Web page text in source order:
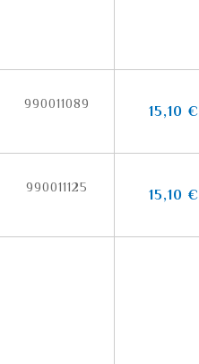
990011089 15,10 €
990011125 15,10 €